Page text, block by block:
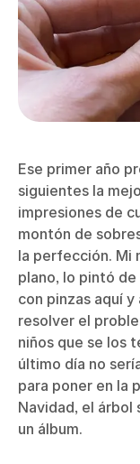
Ese primer año
siguientes la
impresiones de
montón de
la perfección. Mi
plano, lo pintó
con pinzas aquí
resolver el
niños que se los
último día no
para poner en la
Navidad, el árbol
un álbum.